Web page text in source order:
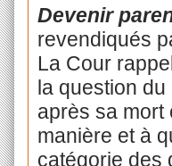
Devenir
revendiqués
La Cour
la question
après sa mort
manière et à
catégorie des